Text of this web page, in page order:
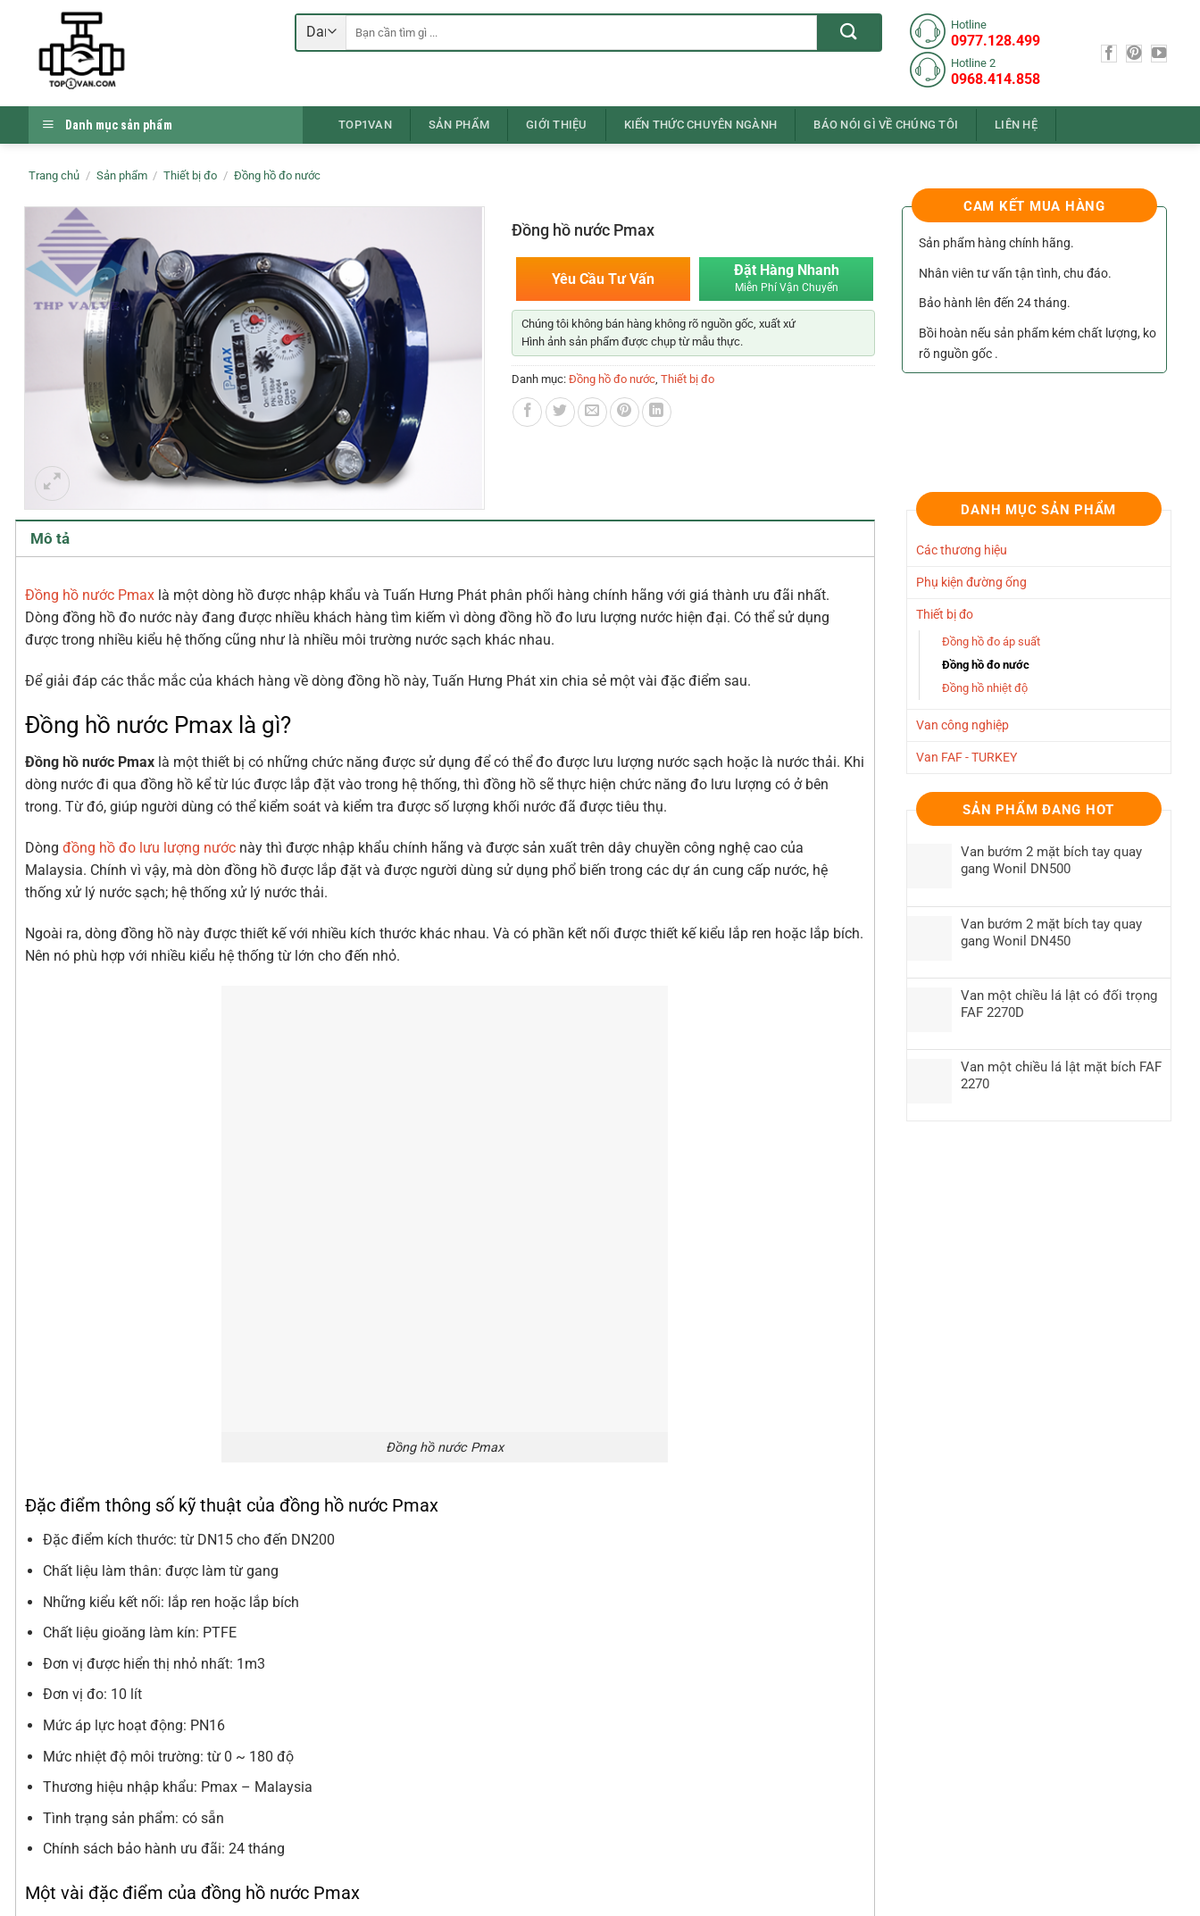
Hotline
0977.128.499
Hotline 2
0968.414.858
Danh mục sản phẩm TOP1VAN SẢN PHẨM GIỚI THIỆU KIẾN THỨC CHUYÊN NGÀNH BÁO NÓI GÌ VỀ CHÚNG TÔI LIÊN HỆ
Trang chủ / Sản phẩm / Thiết bị đo / Đồng hồ đo nước
Đồng hồ nước Pmax
Yêu Cầu Tư Vấn
Đặt Hàng Nhanh
Miễn Phí Vận Chuyển
Chúng tôi không bán hàng không rõ nguồn gốc, xuất xứ
Hình ảnh sản phẩm được chụp từ mẫu thực.
Danh mục: Đồng hồ đo nước, Thiết bị đo
CAM KẾT MUA HÀNG
Sản phẩm hàng chính hãng.
Nhân viên tư vấn tận tình, chu đáo.
Bảo hành lên đến 24 tháng.
Bồi hoàn nếu sản phẩm kém chất lượng, ko
rõ nguồn gốc .
Mô tả
Đồng hồ nước Pmax là một dòng hồ được nhập khẩu và Tuấn Hưng Phát phân phối hàng chính hãng với giá thành ưu đãi nhất.
Dòng đồng hồ đo nước này đang được nhiều khách hàng tìm kiếm vì dòng đồng hồ đo lưu lượng nước hiện đại. Có thể sử dụng
được trong nhiều kiểu hệ thống cũng như là nhiều môi trường nước sạch khác nhau.
Để giải đáp các thắc mắc của khách hàng về dòng đồng hồ này, Tuấn Hưng Phát xin chia sẻ một vài đặc điểm sau.
Đồng hồ nước Pmax là gì?
Đồng hồ nước Pmax là một thiết bị có những chức năng được sử dụng để có thể đo được lưu lượng nước sạch hoặc là nước thải. Khi
dòng nước đi qua đồng hồ kể từ lúc được lắp đặt vào trong hệ thống, thì đồng hồ sẽ thực hiện chức năng đo lưu lượng có ở bên
trong. Từ đó, giúp người dùng có thể kiểm soát và kiểm tra được số lượng khối nước đã được tiêu thụ.
Dòng đồng hồ đo lưu lượng nước này thì được nhập khẩu chính hãng và được sản xuất trên dây chuyền công nghệ cao của
Malaysia. Chính vì vậy, mà dòn đồng hồ được lắp đặt và được người dùng sử dụng phổ biến trong các dự án cung cấp nước, hệ
thống xử lý nước sạch; hệ thống xử lý nước thải.
Ngoài ra, dòng đồng hồ này được thiết kế với nhiều kích thước khác nhau. Và có phần kết nối được thiết kế kiểu lắp ren hoặc lắp bích.
Nên nó phù hợp với nhiều kiểu hệ thống từ lớn cho đến nhỏ.
Đồng hồ nước Pmax
Đặc điểm thông số kỹ thuật của đồng hồ nước Pmax
Đặc điểm kích thước: từ DN15 cho đến DN200
Chất liệu làm thân: được làm từ gang
Những kiểu kết nối: lắp ren hoặc lắp bích
Chất liệu gioăng làm kín: PTFE
Đơn vị được hiển thị nhỏ nhất: 1m3
Đơn vị đo: 10 lít
Mức áp lực hoạt động: PN16
Mức nhiệt độ môi trường: từ 0 ~ 180 độ
Thương hiệu nhập khẩu: Pmax – Malaysia
Tình trạng sản phẩm: có sẵn
Chính sách bảo hành ưu đãi: 24 tháng
Một vài đặc điểm của đồng hồ nước Pmax
DANH MỤC SẢN PHẨM
Các thương hiệu
Phụ kiện đường ống
Thiết bị đo
Đồng hồ đo áp suất
Đồng hồ đo nước
Đồng hồ nhiệt độ
Van công nghiệp
Van FAF - TURKEY
SẢN PHẨM ĐANG HOT
Van bướm 2 mặt bích tay quay
gang Wonil DN500
Van bướm 2 mặt bích tay quay
gang Wonil DN450
Van một chiều lá lật có đối trọng
FAF 2270D
Van một chiều lá lật mặt bích FAF
2270